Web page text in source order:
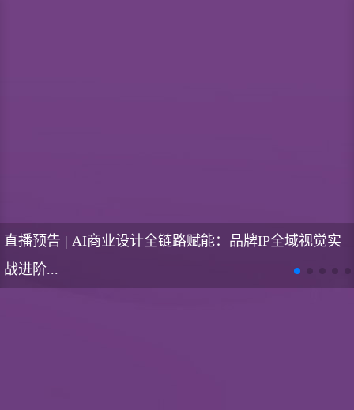
直播预告 | AI商业设计全链路赋能：品牌IP全域视觉实
战进阶...